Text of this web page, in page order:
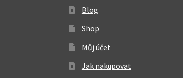
Blog
Shop
Můj účet
Jak nakupovat